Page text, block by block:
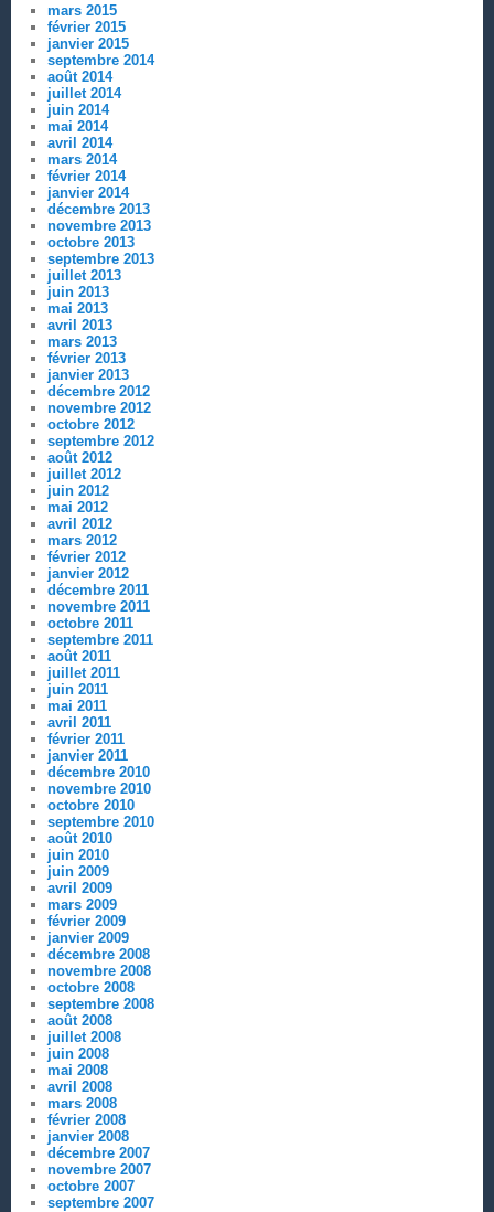
mars 2015
février 2015
janvier 2015
septembre 2014
août 2014
juillet 2014
juin 2014
mai 2014
avril 2014
mars 2014
février 2014
janvier 2014
décembre 2013
novembre 2013
octobre 2013
septembre 2013
juillet 2013
juin 2013
mai 2013
avril 2013
mars 2013
février 2013
janvier 2013
décembre 2012
novembre 2012
octobre 2012
septembre 2012
août 2012
juillet 2012
juin 2012
mai 2012
avril 2012
mars 2012
février 2012
janvier 2012
décembre 2011
novembre 2011
octobre 2011
septembre 2011
août 2011
juillet 2011
juin 2011
mai 2011
avril 2011
février 2011
janvier 2011
décembre 2010
novembre 2010
octobre 2010
septembre 2010
août 2010
juin 2010
juin 2009
avril 2009
mars 2009
février 2009
janvier 2009
décembre 2008
novembre 2008
octobre 2008
septembre 2008
août 2008
juillet 2008
juin 2008
mai 2008
avril 2008
mars 2008
février 2008
janvier 2008
décembre 2007
novembre 2007
octobre 2007
septembre 2007